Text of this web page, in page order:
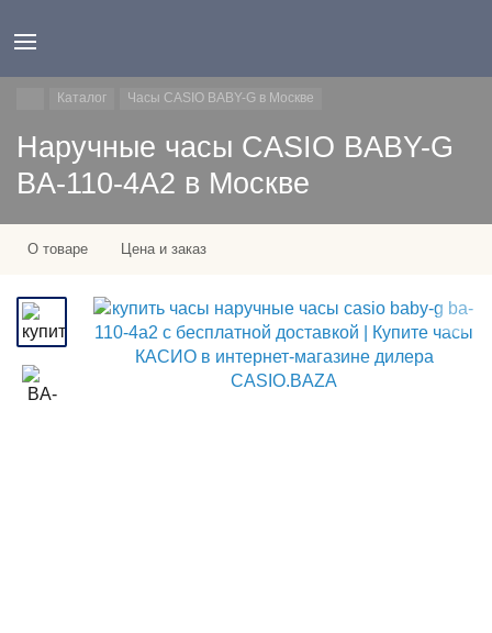
Каталог Часы CASIO BABY-G в Москве
Наручные часы CASIO BABY-G
BA-110-4A2 в Москве
О товаре Цена и заказ